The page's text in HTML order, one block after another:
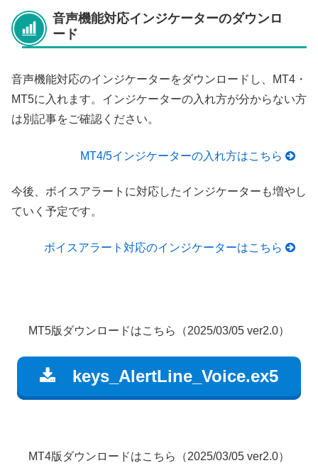
音声機能対応インジケーターのダウンロ
ード
音声機能対応のインジケーターをダウンロードし、MT4・
MT5に入れます。インジケーターの入れ方が分からない方
は別記事をご確認ください。
MT4/5インジケーターの入れ方はこちら
今後、ボイスアラートに対応したインジケーターも増やし
ていく予定です。
ボイスアラート対応のインジケーターはこちら
MT5版ダウンロードはこちら（2025/03/05 ver2.0）
keys_AlertLine_Voice.ex5
MT4版ダウンロードはこちら（2025/03/05 ver2.0）